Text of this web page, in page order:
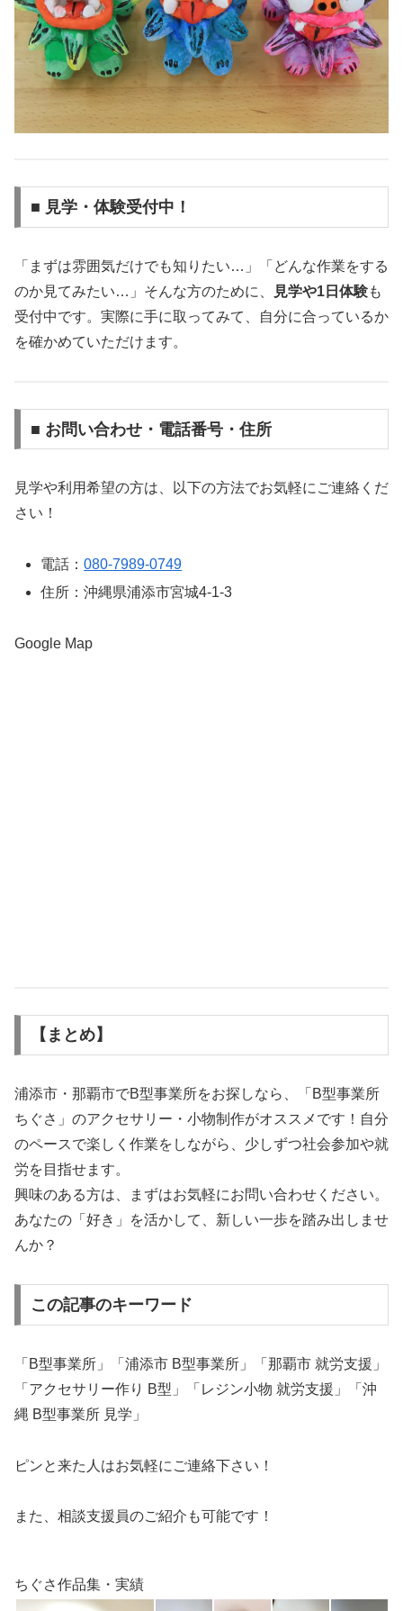
■ 見学・体験受付中！
「まずは雰囲気だけでも知りたい…」「どんな作業をする
のか見てみたい…」そんな方のために、
見学や1日体験も
受付中です。実際に手に取ってみて、自分に合っているか
を確かめていただけます。
■ お問い合わせ・電話番号・住所
見学や利用希望の方は、以下の方法でお気軽にご連絡くだ
さい！
電話：080-7989-0749
住所：沖縄県浦添市宮城4-1-3
Google Map
【まとめ】
浦添市・那覇市でB型事業所をお探しなら、「B型事業所
ちぐさ」のアクセサリー・小物制作がオススメです！自分
のペースで楽しく作業をしながら、少しずつ社会参加や就
労を目指せます。
興味のある方は、まずはお気軽にお問い合わせください。
あなたの「好き」を活かして、新しい一歩を踏み出しませ
んか？
この記事のキーワード
「B型事業所」「浦添市 B型事業所」「那覇市 就労支援」
「アクセサリー作り B型」「レジン小物 就労支援」「沖
縄 B型事業所 見学」
ピンと来た人はお気軽にご連絡下さい！
また、相談支援員のご紹介も可能です！
ちぐさ作品集・実績